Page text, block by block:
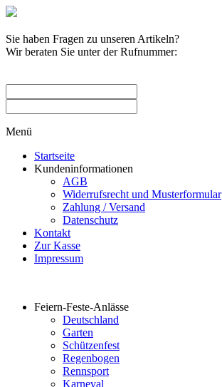
Sie haben Fragen zu unseren Artikeln?
Wir beraten Sie unter der Rufnummer:
Menü
Startseite
Kundeninformationen
AGB
Widerrufsrecht und Musterformular
Zahlung / Versand
Datenschutz
Kontakt
Zur Kasse
Impressum
Feiern-Feste-Anlässe
Deutschland
Garten
Schützenfest
Regenbogen
Rennsport
Karneval